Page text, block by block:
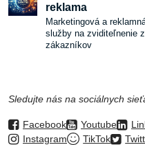
reklama
Marketingová a
služby na zviditeľnenie
zákazníkov
Sledujte nás na sociálnych
Facebook Youtube
Instagram
TikTok